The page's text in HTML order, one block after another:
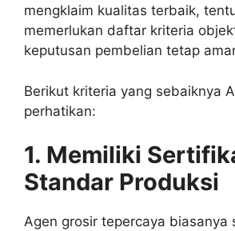
mengklaim kualitas terbaik,
memerlukan daftar kriteria
keputusan pembelian tetap
Berikut kriteria yang sebaiknya
perhatikan:
1. Memiliki
Standar Produksi
Agen grosir tepercaya biasanya